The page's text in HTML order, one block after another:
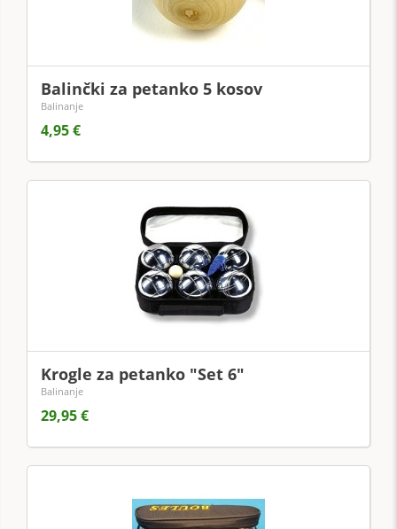
Balinčki za petanko 5 kosov
Balinanje
4,95 €
Krogle za petanko "Set 6"
Balinanje
29,95 €